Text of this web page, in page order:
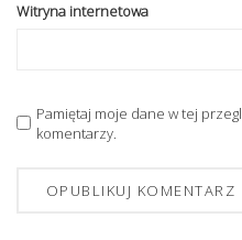
Witryna internetowa
Pamiętaj moje dane w tej
komentarzy.